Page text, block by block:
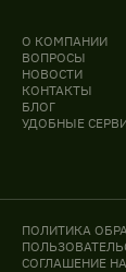
О КОМПАНИИ
ВОПРОСЫ
НОВОСТИ
КОНТАКТЫ
БЛОГ
УДОБНЫЕ
ПОЛИТИКА
СОГЛАШЕНИЕ